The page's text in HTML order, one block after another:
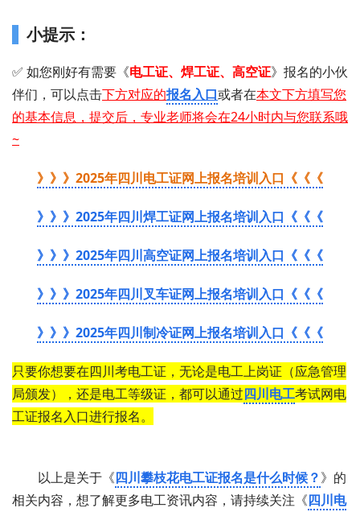
小提示：
✅ 如您刚好有需要 《电工证 、 焊工证 、 高空证》 报名的小伙
伴们，可以点击下方对应的报名入口或者在本文下方填写您
的基本信息，提交后，专业老师将会在24小时内与您联系哦
~
》》》2025年四川电工证网上报名培训入口《《《
》》》2025年四川焊工证网上报名培训入口《《《
》》》2025年四川高空证网上报名培训入口《《《
》》》2025年四川叉车证网上报名培训入口《《《
》》》2025年四川制冷证网上报名培训入口《《《
只要你想要在四川考电工证，无论是电工上岗证（应急管理
局颁发），还是电工等级证，都可以通过四川电工考试网电
工证报名入口进行报名。
以上是关于《四川攀枝花电工证报名是什么时候？》的
相关内容，想了解更多电工资讯内容，请持续关注《四川电